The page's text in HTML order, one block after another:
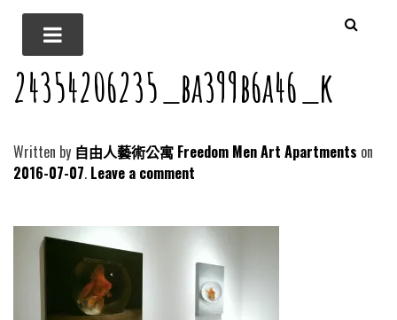
24354206235_ba399b6a46_k
Written by 自由人藝術公寓 Freedom Men Art Apartments
2016-07-07 Leave a comment